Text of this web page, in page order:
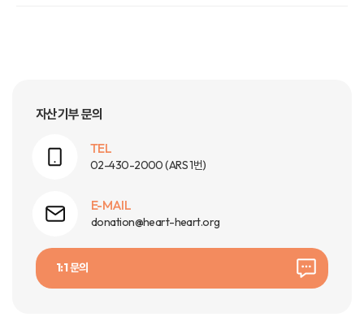
자산기부 문의
TEL
02-430-2000(ARS 1번)
E-MAIL
donation@heart-heart.org
1:1 문의